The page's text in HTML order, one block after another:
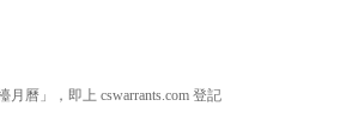
曆」，即上 cswarrants.com 登記